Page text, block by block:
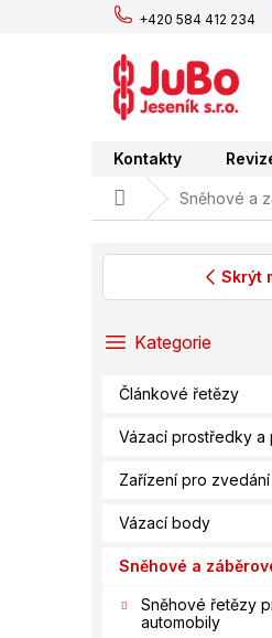
+420 584 412 234
Kontakty
Domů Sněhové a
Skrýt
PřeskočitKategorie
Článkové řetězy
Vázací prostředky a
Zařízení pro zvedání
Vázací body
Sněhové a
Sněhové řetězy
automobily